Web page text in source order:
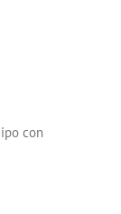
con